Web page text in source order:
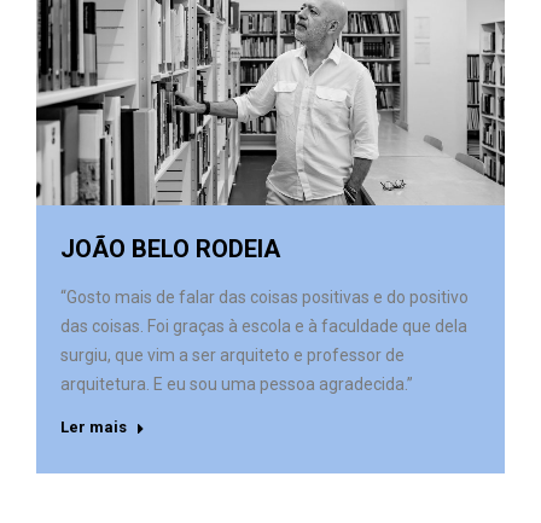
JOÃO BELO RODEIA
“Gosto mais de falar das coisas positivas e do positivo
das coisas. Foi graças à escola e à faculdade que dela
surgiu, que vim a ser arquiteto e professor de
arquitetura. E eu sou uma pessoa agradecida.”
Ler mais